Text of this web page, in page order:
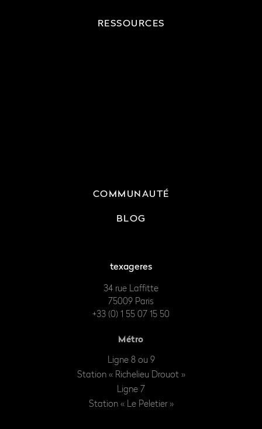
RESSOURCES
COMMUNAUTÉ
BLOG
texageres
34 rue Laffitte
75009 Paris
+33 (0) 1 55 07 15 50
Métro
Ligne 8 ou 9
Station « Richelieu Drouot »
Ligne 7
Station « Le Peletier »